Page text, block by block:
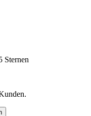
Sternen